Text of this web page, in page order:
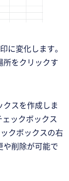
に変化します。
所をクリックす
クスを作成しま
ックボックス
クボックスの右
や削除が可能で